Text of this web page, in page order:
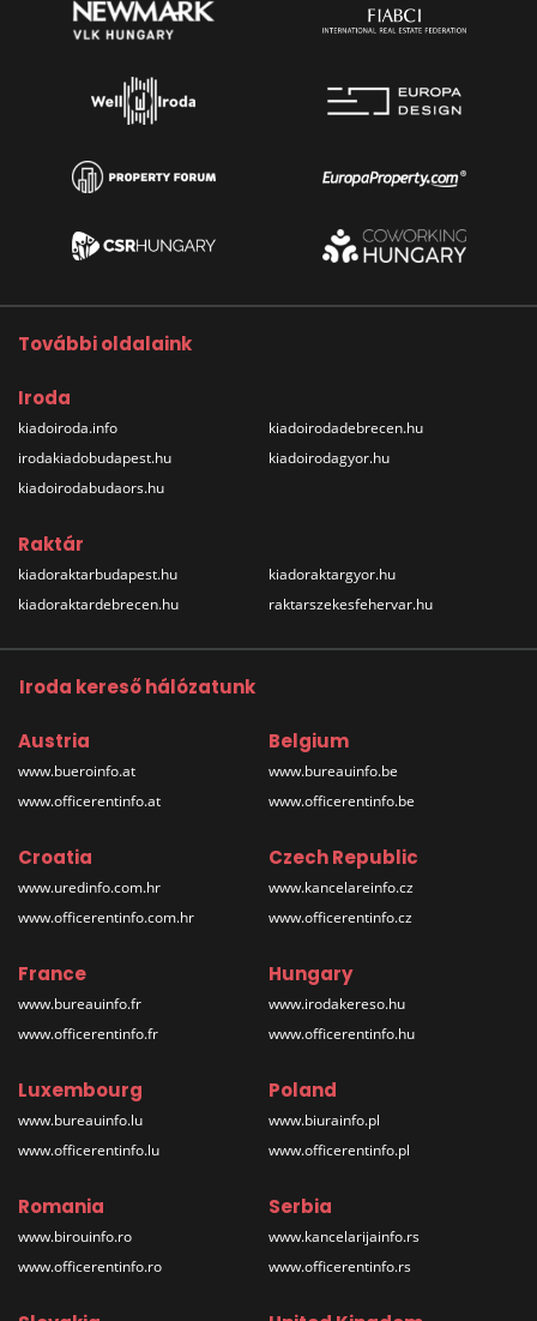
További oldalaink
Iroda
kiadoiroda.info
irodakiadobudapest.hu
kiadoirodabudaors.hu
kiadoirodadebrecen.hu
kiadoirodagyor.hu
Raktár
kiadoraktarbudapest.hu
kiadoraktardebrecen.hu
kiadoraktargyor.hu
raktarszekesfehervar.hu
Iroda kereső hálózatunk
Austria
www.bueroinfo.at
www.officerentinfo.at
Belgium
www.bureauinfo.be
www.officerentinfo.be
Croatia
www.uredinfo.com.hr
www.officerentinfo.com.hr
Czech Republic
www.kancelareinfo.cz
www.officerentinfo.cz
France
www.bureauinfo.fr
www.officerentinfo.fr
Hungary
www.irodakereso.hu
www.officerentinfo.hu
Luxembourg
www.bureauinfo.lu
www.officerentinfo.lu
Poland
www.biurainfo.pl
www.officerentinfo.pl
Romania
www.birouinfo.ro
www.officerentinfo.ro
Serbia
www.kancelarijainfo.rs
www.officerentinfo.rs